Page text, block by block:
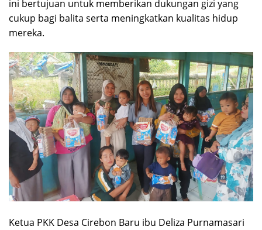
ini bertujuan untuk memberikan dukungan gizi yang
cukup bagi balita serta meningkatkan kualitas hidup
mereka.
Ketua PKK Desa Cirebon Baru ibu Deliza Purnamasari